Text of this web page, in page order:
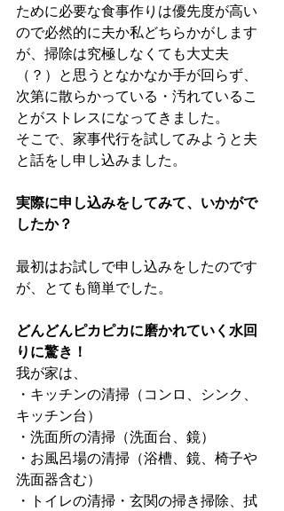
ために必要な食事作りは優先度が高い
ので必然的に夫か私どちらかがします
が、掃除は究極しなくても大丈夫
（？）と思うとなかなか手が回らず、
次第に散らかっている・汚れているこ
とがストレスになってきました。
そこで、家事代行を試してみようと夫
と話をし申し込みました。
実際に申し込みをしてみて、いかがで
したか？
最初はお試しで申し込みをしたのです
が、とても簡単でした。
どんどんピカピカに磨かれていく水回
りに驚き！
我が家は、
・キッチンの清掃（コンロ、シンク、
キッチン台）
・洗面所の清掃（洗面台、鏡）
・お風呂場の清掃（浴槽、鏡、椅子や
洗面器含む）
・トイレの清掃・玄関の掃き掃除、拭